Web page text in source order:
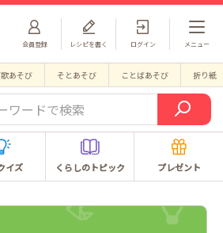
会員登録 ログイン
レシピを書く メニュー
あそび そとあそび ことばあそび 折り紙
イズ くらしのトピック プレゼント